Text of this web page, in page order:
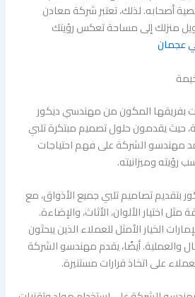
أصحابه. لذلك، تعتبر شركة معادن
منزلك إلى مساحة تعكس رؤيتك
عجمان
بفريقها المكون من مهندسي ديكور
حيث يقدمون حلول تصميم مبتكرة تلبي
مهندسو الشركة على فهم احتياجات
رؤيته وميزانيته.
بتقديم تصاميم تلبي جميع الأذواق، مع
مثل اختيار الألوان، الأثاث، والإضاءة.
الخيار الأمثل للعملاء الذين يبحثون
والعملية. أيضًا، يقدم مهندسو الشركة
على اتخاذ قرارات مستنيرة.